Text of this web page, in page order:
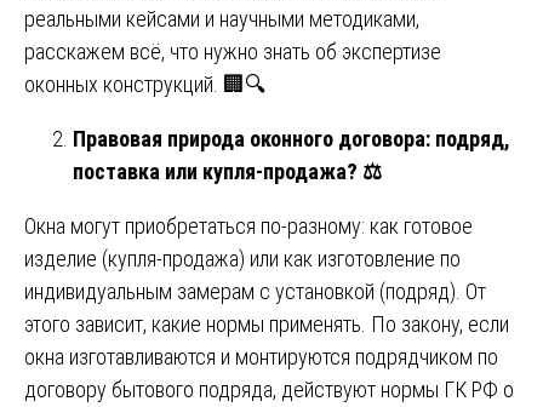
реальными кейсами и научными методиками,
расскажем всё, что нужно знать об экспертизе
оконных конструкций. 🏢🔍
Правовая природа оконного договора: подряд,
поставка или купля-продажа? ⚖️
Окна могут приобретаться по-разному: как готовое
изделие (купля-продажа) или как изготовление по
индивидуальным замерам с установкой (подряд). От
этого зависит, какие нормы применять. По закону, если
окна изготавливаются и монтируются подрядчиком по
договору бытового подряда, действуют нормы ГК РФ о